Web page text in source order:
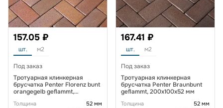
157.05 ₽
шт. м2
Под заказ
Тротуарная клинкерная
брусчатка Penter Florenz bunt
orangegelb geflammt,
Толщина
52 мм
167.41 ₽
шт. м2
Под заказ
Тротуарная клинкерная
брусчатка Penter Braunbunt
geflammt, 200x100x52 мм
Толщина
52 мм